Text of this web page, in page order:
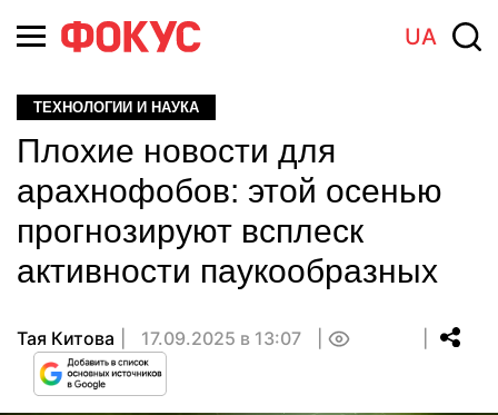
UA
ТЕХНОЛОГИИ И НАУКА
Плохие новости для
арахнофобов: этой осенью
прогнозируют всплеск
активности паукообразных
Тая Китова 17.09.2025 в 13:07